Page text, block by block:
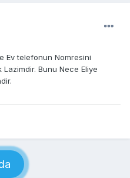
Ev telefonun Nomresini
Bunu Nece Eliye